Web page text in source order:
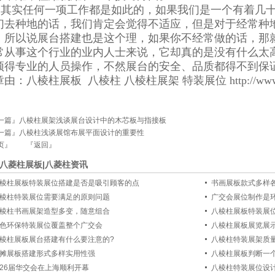
其实任何一项工作都是如此的，如果我们是一个有着几
去种地的话，我们肯定会觉得不适应，但是对于经常种
所以说展台搭建也是这个理，如果你不经常做的话，那
从事这个行业的业内人士来说，它却真的是没有什么太
得专业的人员操作，不然展台的安全、品质都得不到保
由：八棱柱展板 八棱柱 八棱柱展架 特装展位 http://
篇』 八棱柱展架浅谈展台设计中的木芯板与指接板
篇』 八棱柱浅谈展馆布展平面设计的重要性
『返回』
菱柱展板|八菱柱资讯
柱展板特装展位搭建是否是吸引顾客的点
书画展板款式多样
柱特装展位需要满足的原则问题
广交会展位制作是
柱书画展架造型多变，随意组合
八棱柱展板特装展
环保特装展位覆盖整个广交会
八棱柱展板展览展
柱展板展台搭建有什么要注意的?
八棱柱特装展架质
展板搭建形式多样实用性强
八棱柱展板判断一
届华交会在上海顺利开幕
八棱柱特装展位设